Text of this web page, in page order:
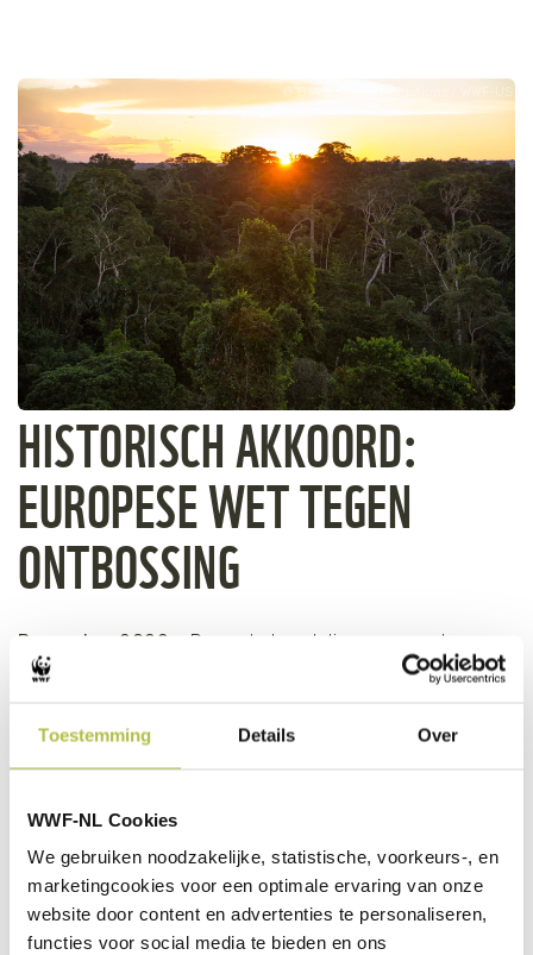
Toestemming Details Over
WWF-NL Cookies
We gebruiken noodzakelijke, statistische, voorkeurs-, en
marketingcookies voor een optimale ervaring van onze
website door content en advertenties te personaliseren,
functies voor social media te bieden en ons
Day's Edge Productions / WWF-US
HISTORISCH AKKOORD:
EUROPESE WET TEGEN
ONTBOSSING
December 2022 - De onderhandelingen over de
Bossenwet zijn afgerond en er is een historisch
geschreven met deze eerste wet ooit tegen